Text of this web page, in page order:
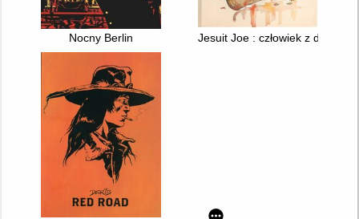
Nocny Berlin Jesuit Joe : człowiek z dalekiej